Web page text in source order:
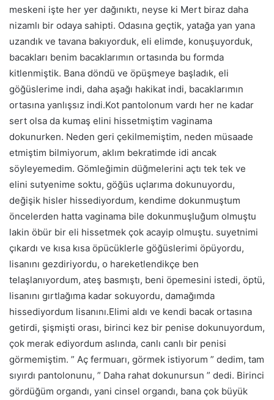
meskeni işte her yer dağınıktı, neyse ki Mert biraz daha
nizamlı bir odaya sahipti. Odasına geçtik, yatağa yan yana
uzandık ve tavana bakıyorduk, eli elimde, konuşuyorduk,
bacakları benim bacaklarımın ortasında bu formda
kitlenmiştik. Bana döndü ve öpüşmeye başladık, eli
göğüslerime indi, daha aşağı hakikat indi, bacaklarımın
ortasına yanlışsız indi.Kot pantolonum vardı her ne kadar
sert olsa da kumaş elini hissetmiştim vaginama
dokunurken. Neden geri çekilmemiştim, neden müsaade
etmiştim bilmiyorum, aklım bekratimde idi ancak
söyleyemedim. Gömleğimin düğmelerini açtı tek tek ve
elini sutyenime soktu, göğüs uçlarıma dokunuyordu,
değişik hisler hissediyordum, kendime dokunmuştum
öncelerden hatta vaginama bile dokunmuşluğum olmuştu
lakin öbür bir eli hissetmek çok acayip olmuştu. suyetnimi
çıkardı ve kısa kısa öpücüklerle göğüslerimi öpüyordu,
lisanını gezdiriyordu, o hareketlendikçe ben
telaşlanıyordum, ateş basmıştı, beni öpemesini istedi, öptü,
lisanını gırtlağıma kadar sokuyordu, damağımda
hissediyordum lisanını.Elimi aldı ve kendi bacak ortasına
getirdi, şişmişti orası, birinci kez bir penise dokunuyordum,
çok merak ediyordum aslında, canlı canlı bir penisi
görmemiştim. ” Aç fermuarı, görmek istiyorum ” dedim, tam
sıyırdı pantolonunu, ” Daha rahat dokunursun ” dedi. Birinci
gördüğüm organdı, yani cinsel organdı, bana çok büyük